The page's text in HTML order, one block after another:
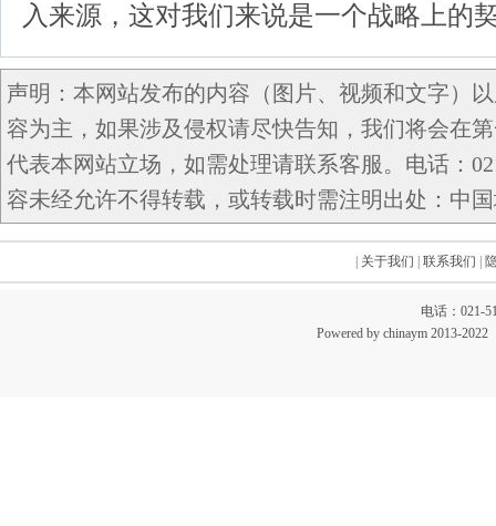
入来源，这对我们来说是一个战略上的
声明：本网站发布的内容（图片、视频和文字）
容为主，如果涉及侵权请尽快告知，我们将会在
代表本网站立场，如需处理请联系客服。电话：
容未经允许不得转载，或转载时需注明出处：中国
关于我们 联系我们
电话：021-
Powered by chinaym 2013-